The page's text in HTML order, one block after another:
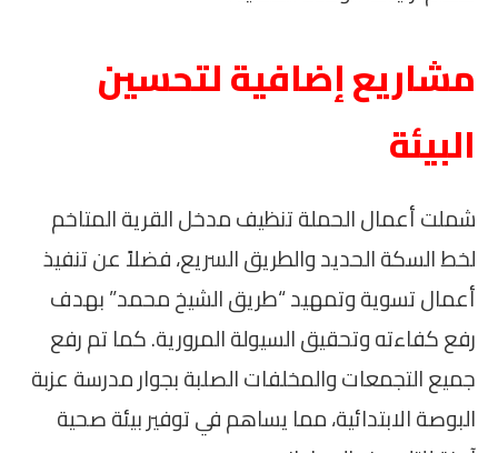
مشاريع إضافية لتحسين
البيئة
شملت أعمال الحملة تنظيف مدخل القرية المتاخم
لخط السكة الحديد والطريق السريع، فضلاً عن تنفيذ
أعمال تسوية وتمهيد “طريق الشيخ محمد” بهدف
رفع كفاءته وتحقيق السيولة المرورية. كما تم رفع
جميع التجمعات والمخلفات الصلبة بجوار مدرسة عزبة
البوصة الابتدائية، مما يساهم في توفير بيئة صحية